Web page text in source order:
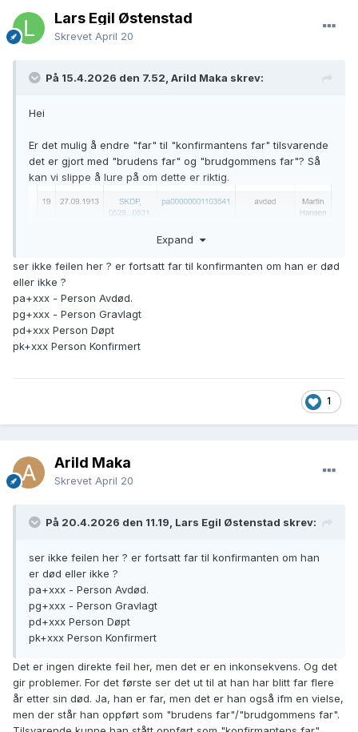
Her blir han faktisk far etter sin død, men ikke 6 år etter sin
død. Det vil også gjøre det lettere å få riktige treff ved søk.
Lars Egil Østenstad
Skrevet April 20
På 15.4.2026 den 7.52, Arild Maka skrev:
Hei
Er det mulig å endre "far" til "konfirmantens far" tilsvarende
det er gjort med "brudens far" og "brudgommens far"? Så
kan vi slippe å lure på om dette er riktig.
Her blir han faktisk far etter sin død, men ikke 6 år etter sin
død. Det vil også gjøre det lettere å få riktige treff ved søk.
Expand
ser ikke feilen her ? er fortsatt far til konfirmanten om han er død
eller ikke ?
pa+xxx - Person Avdød.
pg+xxx - Person Gravlagt
pd+xxx Person Døpt
pk+xxx Person Konfirmert
1
Arild Maka
Skrevet April 20
På 20.4.2026 den 11.19, Lars Egil Østenstad skrev:
ser ikke feilen her ? er fortsatt far til konfirmanten om han
er død eller ikke ?
pa+xxx - Person Avdød.
pg+xxx - Person Gravlagt
pd+xxx Person Døpt
pk+xxx Person Konfirmert
Det er ingen direkte feil her, men det er en inkonsekvens. Og det
gir problemer. For det første ser det ut til at han har blitt far flere
år etter sin død. Ja, han er far, men det er han også ifm en vielse,
men der står han oppført som "brudens far"/"brudgommens far".